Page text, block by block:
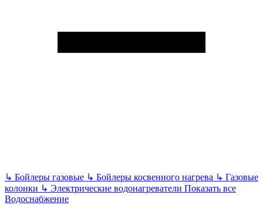
↳ Бойлеры газовые ↳ Бойлеры косвенного нагрева ↳ Газовые
колонки ↳ Электрические водонагреватели Показать все
Водоснабжение